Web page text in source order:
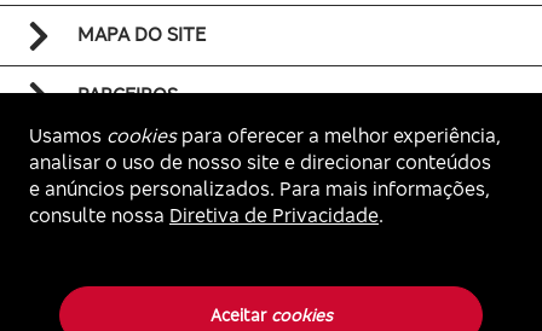
MAPA DO SITE
PARCEIROS
Voltar ao topo
Usamos cookiespara oferecer a melhor experiência,
analisar o uso de nosso site e direcionar conteúdos
e anúncios personalizados. Para mais informações,
consulte nossa Diretiva de Privacidade.
Aceitar cookies